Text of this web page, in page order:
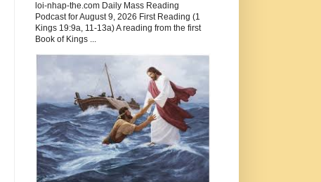
loi-nhap-the.com Daily Mass Reading
Podcast for August 9, 2026 First Reading (1
Kings 19:9a, 11-13a) A reading from the first
Book of Kings ...